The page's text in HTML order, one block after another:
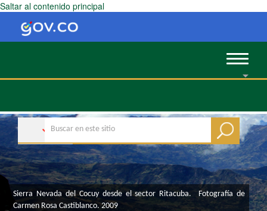
Saltar al contenido principal
Toggle
​​​​​​​​​​​​​​​​​​​​​​​​​​​​​​​​​​​​​​​​​​​​​​​​​​​​​​​​​​​​​​​​​​​​​​​​​​​​​​​​​​​​​​​​​​​​​​​​​​​​​​​​​​​​​​​​​​​​​​​​​​​​​​​​​​​​​​​​​​​​​​​​​​​​​​​​​​​​​​​​​​​​​​​​​​​​​​​​​​​​​​​​​​​​​​​​​​​​​​​​​​​​​​​​​​​​​​​​​​​​​​​​​​​​​​​​​​​​​​​​​​​​​​​​​​​​​​​​​​​​​​​​​​​​​​​​​​​​​​​​​​​​​​​​​​​​​​​​​​​​​​​​​​​​​​​​​​​​​​​​​​​​​​​​​​​​​​​​​​​​​​​​​​​​​​​​​​​​​​​​​​​​​​​​​​​​​​​​​​​​​​​​​​​​​​​​​​​​​​​​​​​​​​​​​​​​​​​​​​​​​​​​​​​​​​​​​​​​​​​​​​​​​​​​​​​​​​​​​​​​Sierra Nevada del Cocuy desde el sector Ritacuba. Fotografía de
Carmen Rosa Castiblanco. 2009​